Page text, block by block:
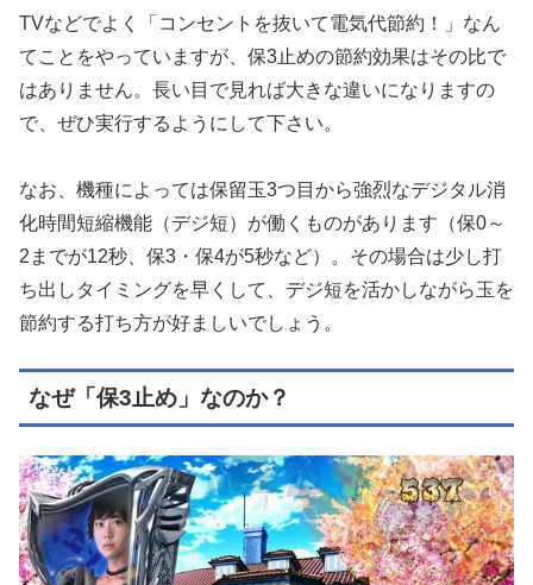
TVなどでよく「コンセントを抜いて電気代節約！」なん
てことをやっていますが、保3止めの節約効果はその比で
はありません。長い目で見れば大きな違いになりますの
で、ぜひ実行するようにして下さい。
なお、機種によっては保留玉3つ目から強烈なデジタル消
化時間短縮機能（デジ短）が働くものがあります（保0～
2までが12秒、保3・保4が5秒など）。その場合は少し打
ち出しタイミングを早くして、デジ短を活かしながら玉を
節約する打ち方が好ましいでしょう。
なぜ「保3止め」なのか？